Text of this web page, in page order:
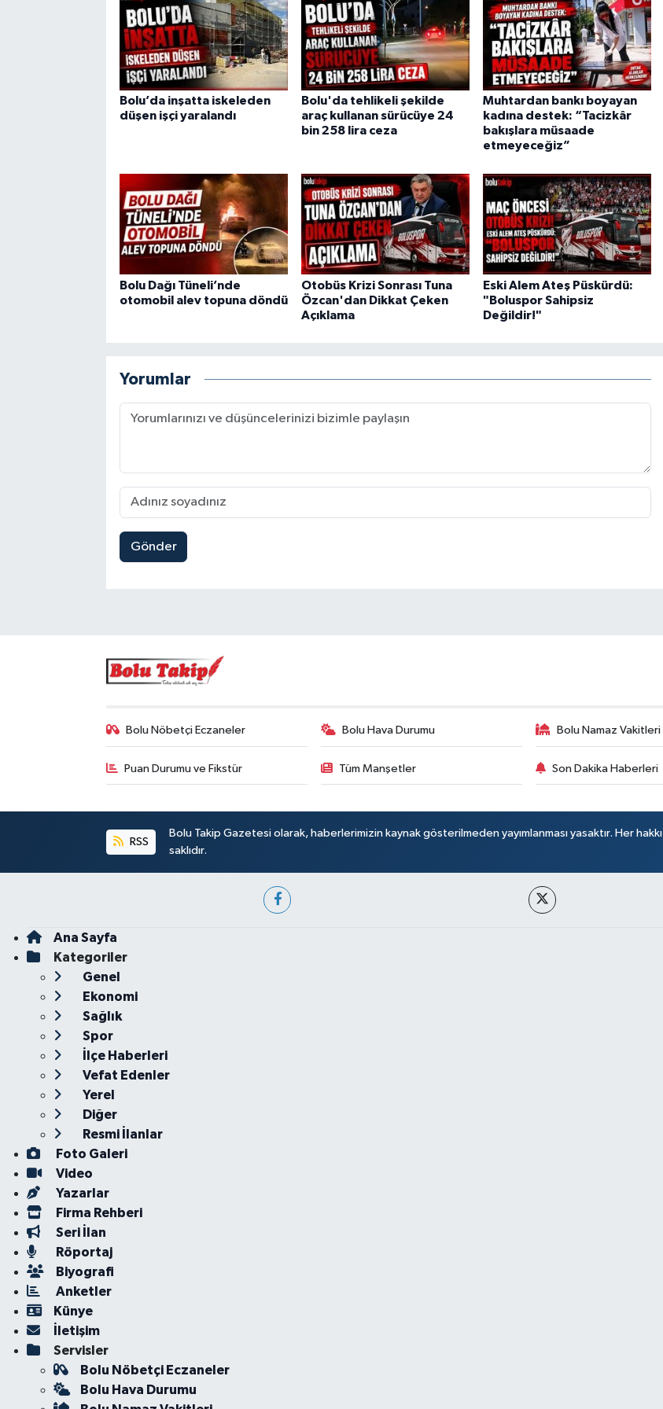
Bolu’da inşatta iskeleden
düşen işçi yaralandı
Bolu'da tehlikeli şekilde
araç kullanan sürücüye 24
bin 258 lira ceza
Muhtardan bankı boyayan
kadına destek: “Tacizkâr
bakışlara müsaade
etmeyeceğiz”
Bolu Dağı Tüneli’nde
otomobil alev topuna döndü
Otobüs Krizi Sonrası Tuna
Özcan'dan Dikkat Çeken
Açıklama
Eski Alem Ateş Püskürdü:
"Boluspor Sahipsiz
Değildir!"
Yorumlar
Gönder
Bolu Nöbetçi Eczaneler Bolu Hava Durumu Bolu Namaz Vakitleri
Puan Durumu ve Fikstür Tüm Manşetler Son Dakika Haberleri
RSS
Bolu Takip Gazetesi olarak, haberlerimizin kaynak gösterilmeden yayımlanması yasaktır. Her hakkı
saklıdır.
Ana Sayfa
Kategoriler
Genel
Ekonomi
Sağlık
Spor
İlçe Haberleri
Vefat Edenler
Yerel
Diğer
Resmi İlanlar
Foto Galeri
Video
Yazarlar
Firma Rehberi
Seri İlan
Röportaj
Biyografi
Anketler
Künye
İletişim
Servisler
Bolu Nöbetçi Eczaneler
Bolu Hava Durumu